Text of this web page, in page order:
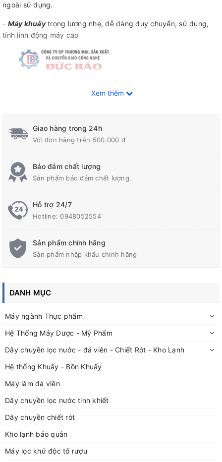
ngoài sử dụng.
- Máy khuấytrọng lượng nhẹ, dễ dàng duy chuyển, sử dụng,
tính linh động máy cao
THÔNG SỐ CHÍNH
KẸP PHUY 200 LÍT AMIX-K05
- Công suất: 1/2 Hp (Motor khí nén 05 piston nhập khẩu Taiwan)
- Điều chỉnh tốc độ vô cấp
Cánh khuấy thủy lực inox 304, hai tầng cánh
- Bảo hành 12 tháng
- Phụ tùng máy gồm: Motor 05 piston Taiwan, Bộ tiết lưu chỉnh
inox 304, khung thép.
Xem thêm
Giao hàng trong 24h
Với đơn hàng trên 500.000 đ
Bảo đảm chất lượng
Sản phẩm bảo đảm chất lượng.
Hỗ trợ 24/7
Hotline:0948052554
Sản phẩm chính hãng
Sản phẩm nhập khẩu chính hãng
DANH MỤC
Máy ngành Thực phẩm
Hệ Thống Máy Dược - Mỹ Phẩm
Dây chuyền lọc nước - đá viên - Chiết Rót - Kho Lạnh
Hệ thống Khuấy - Bồn Khuấy
Máy làm đá viên
Dây chuyền lọc nước tinh khiết
Dây chuyền chiết rót
Kho lạnh bảo quản
Máy lọc khử độc tố rượu